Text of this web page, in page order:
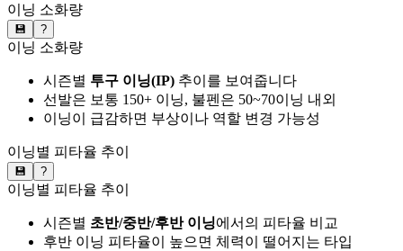
이닝 소화량
💾 ?
이닝 소화량
시즌별 투구 이닝(IP) 추이를 보여줍니다
선발은 보통 150+ 이닝, 불펜은 50~70이닝 내외
이닝이 급감하면 부상이나 역할 변경 가능성
이닝별 피타율 추이
💾 ?
이닝별 피타율 추이
시즌별 초반/중반/후반 이닝에서의 피타율 비교
후반 이닝 피타율이 높으면 체력이 떨어지는 타입